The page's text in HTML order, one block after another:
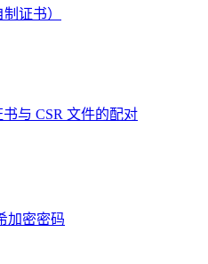
证书）
与 CSR 文件的配对
加密密码